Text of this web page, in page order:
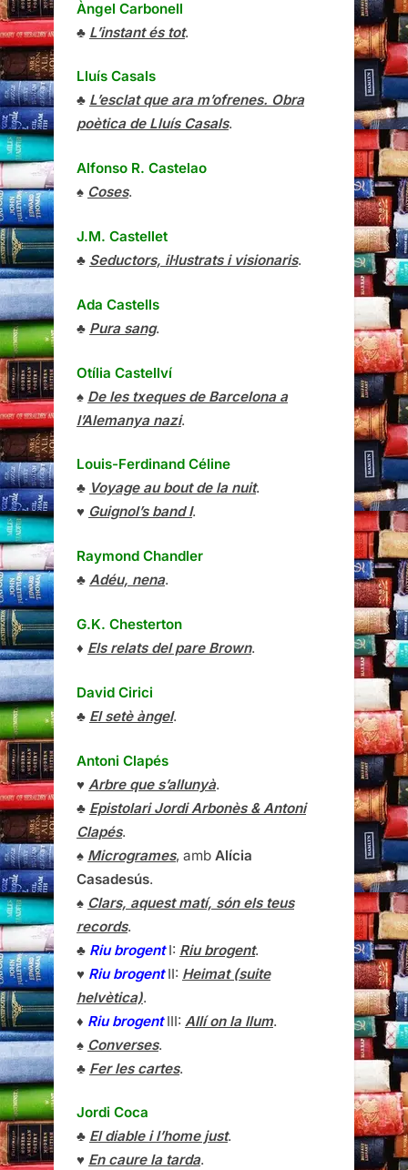
Àngel Carbonell
♣ L’instant és tot.
Lluís Casals
♣ L’esclat que ara m’ofrenes. Obra
poètica de Lluís Casals.
Alfonso R. Castelao
♠ Coses.
J.M. Castellet
♣ Seductors, il·lustrats i visionaris.
Ada Castells
♣ Pura sang.
Otília Castellví
♠ De les txeques de Barcelona a
l’Alemanya nazi.
Louis-Ferdinand Céline
♣ Voyage au bout de la nuit.
♥ Guignol’s band I.
Raymond Chandler
♣ Adéu, nena.
G.K. Chesterton
♦ Els relats del pare Brown.
David Cirici
♣ El setè àngel.
Antoni Clapés
♥ Arbre que s’allunyà.
♣ Epistolari Jordi Arbonès & Antoni
Clapés.
♠ Microgrames, amb Alícia
Casadesús.
♠ Clars, aquest matí, són els teus
records.
♣ Riu brogentI: Riu brogent.
♥ Riu brogentII: Heimat (suite
helvètica).
♦ Riu brogentIII: Allí on la llum.
♠ Converses.
♣ Fer les cartes.
Jordi Coca
♣ El diable i l’home just.
♥ En caure la tarda.